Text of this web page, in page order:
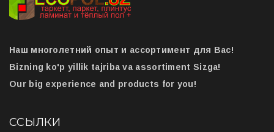
Наш многолетний опыт и ассортимент для Вас!
Bizning ko'p yillik tajriba va assortiment Sizga!
Our big experience and products for you!
ССЫЛКИ